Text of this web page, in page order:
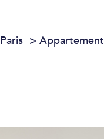
Paris Appartement